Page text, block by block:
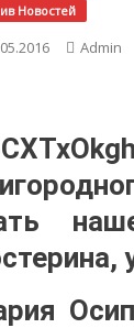
Новостей
Admin